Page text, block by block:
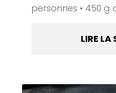
personnes • 450 g
LIRE LA